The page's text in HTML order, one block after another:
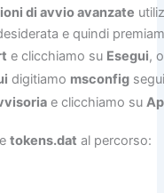
di avvio avanzate
e quindi
e clicchiamo su Esegui,
digitiamo msconfig
e clicchiamo su
tokens.dat al percorso: